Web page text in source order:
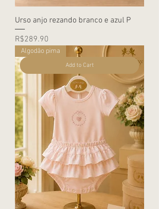
Urso anjo rezando branco e azul P
Price
R$289.90
Add to Cart
Algodão pima